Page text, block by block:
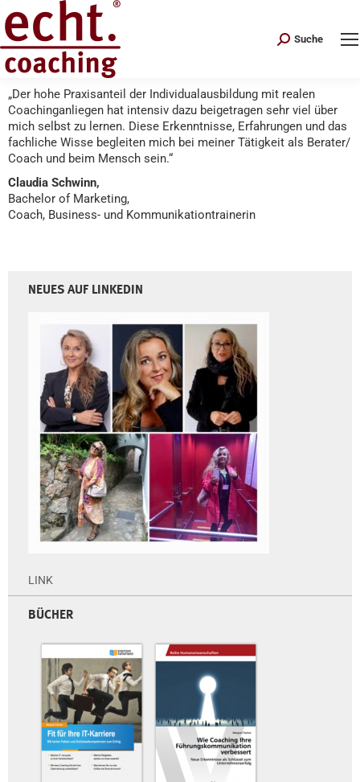
Search:
Suche
„Der hohe Praxisanteil der Individualausbildung mit realen
Coachinganliegen hat intensiv dazu beigetragen sehr viel über
mich selbst zu lernen. Diese Erkenntnisse, Erfahrungen und das
fachliche Wisse begleiten mich bei meiner Tätigkeit als Berater/
Coach und beim Mensch sein.“
Claudia Schwinn,
Bachelor of Marketing,
Coach, Business- und Kommunikationtrainerin
NEUES AUF LINKEDIN
LINK
BÜCHER